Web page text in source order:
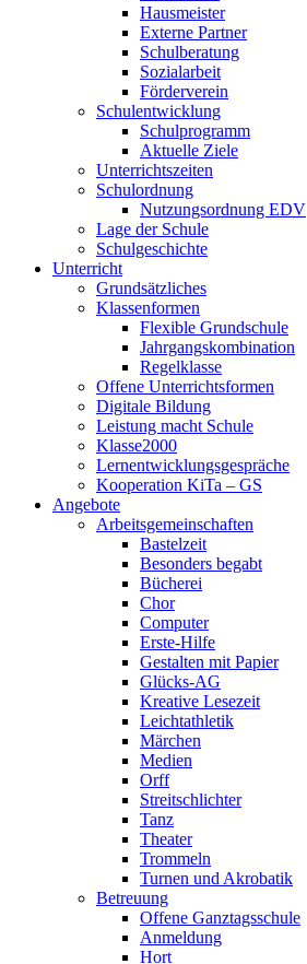
Hausmeister
Externe Partner
Schulberatung
Sozialarbeit
Förderverein
Schulentwicklung
Schulprogramm
Aktuelle Ziele
Unterrichtszeiten
Schulordnung
Nutzungsordnung EDV
Lage der Schule
Schulgeschichte
Unterricht
Grundsätzliches
Klassenformen
Flexible Grundschule
Jahrgangskombination
Regelklasse
Offene Unterrichtsformen
Digitale Bildung
Leistung macht Schule
Klasse2000
Lernentwicklungsgespräche
Kooperation KiTa – GS
Angebote
Arbeitsgemeinschaften
Bastelzeit
Besonders begabt
Bücherei
Chor
Computer
Erste-Hilfe
Gestalten mit Papier
Glücks-AG
Kreative Lesezeit
Leichtathletik
Märchen
Medien
Orff
Streitschlichter
Tanz
Theater
Trommeln
Turnen und Akrobatik
Betreuung
Offene Ganztagsschule
Anmeldung
Hort